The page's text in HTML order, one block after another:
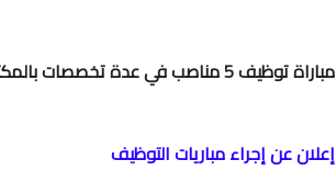
مباراة توظيف 5 مناصب في عدة تخصصات بالمكتبة الوطنية للمملكة المغربية، آخر أجل هو 4 يونيو 2026
إعلان عن إجراء مباريات التوظيف